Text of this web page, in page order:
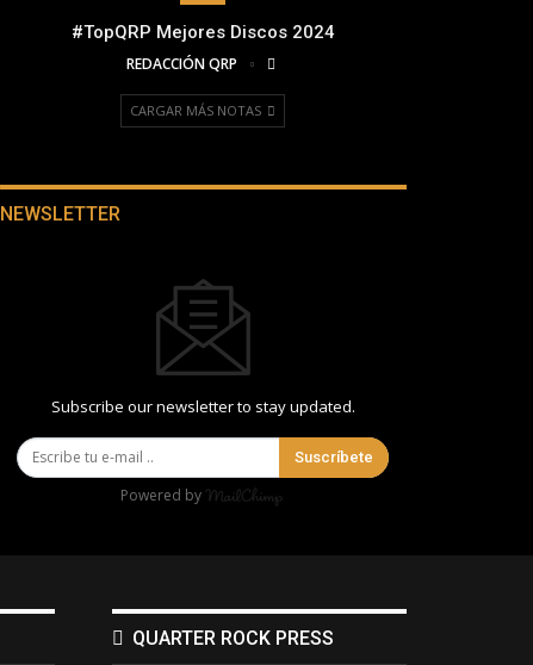
#TopQRP Mejores Discos 2024
REDACCIÓN QRP
CARGAR MÁS NOTAS
NEWSLETTER
Subscribe our newsletter to stay updated.
Suscríbete
Powered by
QUARTER ROCK PRESS